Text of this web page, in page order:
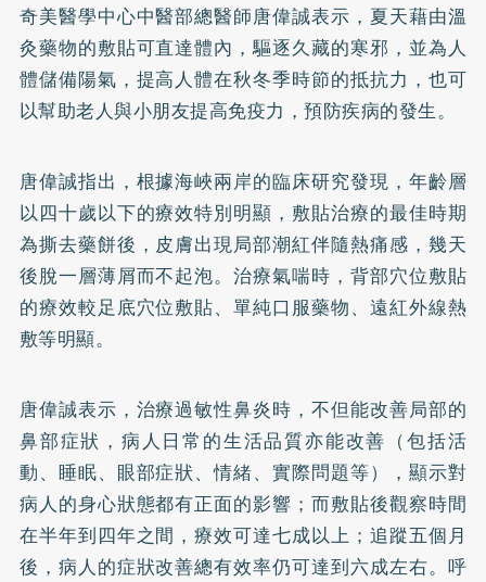
奇美醫學中心中醫部總醫師唐偉誠表示，夏天藉由溫
灸藥物的敷貼可直達體內，驅逐久藏的寒邪，並為人
體儲備陽氣，提高人體在秋冬季時節的抵抗力，也可
以幫助老人與小朋友提高免疫力，預防疾病的發生。
唐偉誠指出，根據海峽兩岸的臨床研究發現，年齡層
以四十歲以下的療效特別明顯，敷貼治療的最佳時期
為撕去藥餅後，皮膚出現局部潮紅伴隨熱痛感，幾天
後脫一層薄屑而不起泡。治療氣喘時，背部穴位敷貼
的療效較足底穴位敷貼、單純口服藥物、遠紅外線熱
敷等明顯。
唐偉誠表示，治療過敏性鼻炎時，不但能改善局部的
鼻部症狀，病人日常的生活品質亦能改善（包括活
動、睡眠、眼部症狀、情緒、實際問題等），顯示對
病人的身心狀態都有正面的影響；而敷貼後觀察時間
在半年到四年之間，療效可達七成以上；追蹤五個月
後，病人的症狀改善總有效率仍可達到六成左右。呼